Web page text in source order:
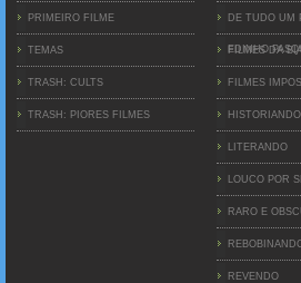
PRIMEIRO FILME
TEMAS
TRASH: CULTS
TRASH: PIORES FILMES
DE TUDO UM
EDINHO
FILMES DA
FILMES
HISTORIANDO
LITERANDO
LOUCO POR
RARO E
REVENDO